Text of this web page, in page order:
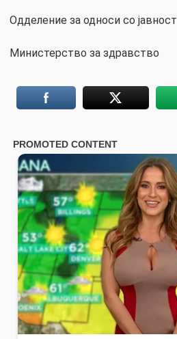
Одделение за односи со јавност
Министерство за здравство